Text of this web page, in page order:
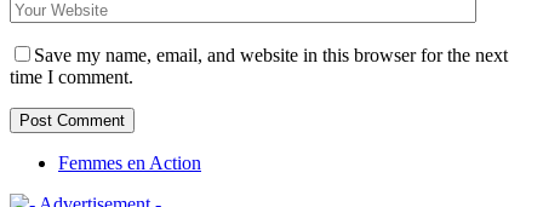
Save my name, email, and website in this browser for the next
time I comment.
Femmes en Action